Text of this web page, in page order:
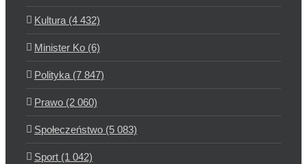
Kultura (4 432)
Minister Ko (6)
Polityka (7 847)
Prawo (2 060)
Społeczeństwo (5 083)
Sport (1 042)